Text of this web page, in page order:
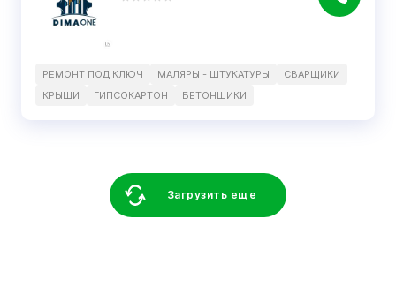
РЕМОНТ ПОД КЛЮЧ МАЛЯРЫ - ШТУКАТУРЫ
СВАРЩИКИ
КРЫШИ
ГИПСОКАРТОН БЕТОНЩИКИ
Загрузить еще